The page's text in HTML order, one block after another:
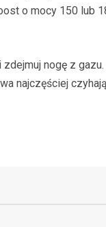
o mocy 150 lub
nogę z
najczęściej